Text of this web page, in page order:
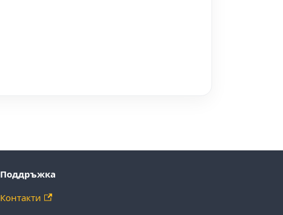
Поддръжка
Контакти